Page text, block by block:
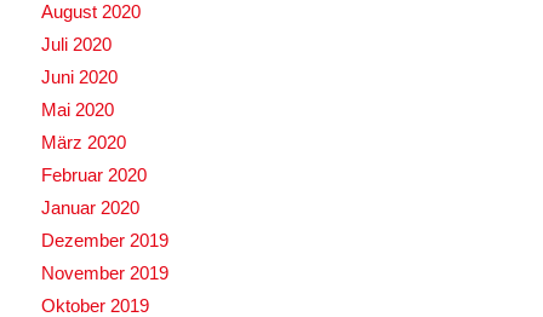
August 2020
Juli 2020
Juni 2020
Mai 2020
März 2020
Februar 2020
Januar 2020
Dezember 2019
November 2019
Oktober 2019